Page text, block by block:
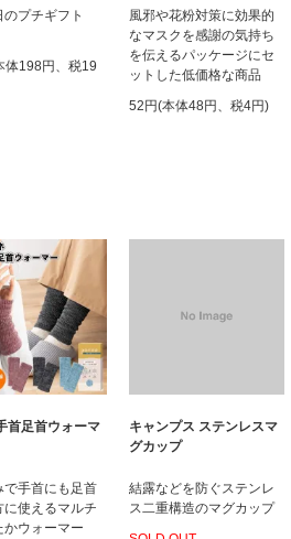
プチギフト
体198円、税19
風邪や花粉対策に効果的
なマスクを感謝の気持ち
を伝えるパッケージにセ
ットした低価格な商品
52円(本体48円、税4円)
首足首ウォーマ
で手首にも足首
に使えるマルチ
かウォーマー
キャンプス ステンレスマ
グカップ
結露などを防ぐステンレ
ス二重構造のマグカップ